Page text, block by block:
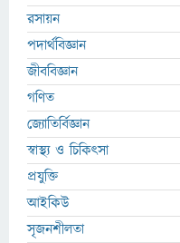
রসায়ন
পদার্থবিজ্ঞান
জীববিজ্ঞান
গণিত
জ্যোতির্বিজ্ঞান
স্বাস্থ্য ও চিকিৎসা
প্রযুক্তি
আইকিউ
সৃজনশীলতা